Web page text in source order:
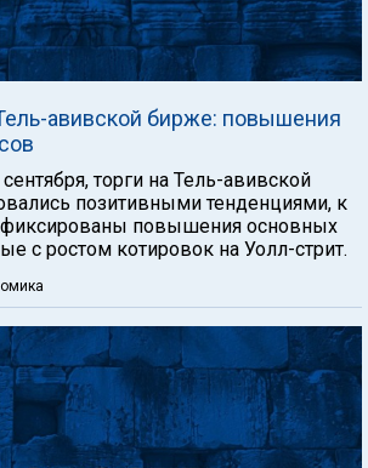
авивской бирже: повышения
торги на Тель-авивской
позитивными тенденциями, к
повышения основных
с ростом котировок на Уолл-стрит.